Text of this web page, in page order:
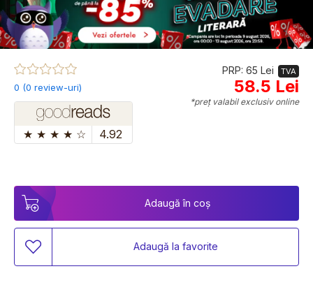
0 (0 review-uri)
★ ★ ★ ★ ☆ 4.92
PRP: 65 Lei TVA
58.5 Lei
*preț valabil exclusiv online
Adaugă în coș
Adaugă la favorite